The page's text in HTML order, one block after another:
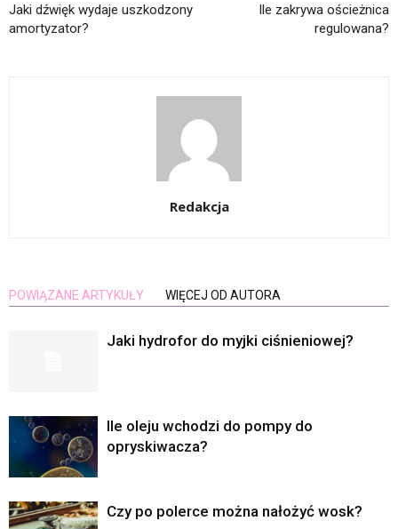
Jaki dźwięk wydaje uszkodzony
amortyzator?
Ile zakrywa ościeżnica
regulowana?
Redakcja
POWIĄZANE ARTYKUŁY WIĘCEJ OD AUTORA
Jaki hydrofor do myjki ciśnieniowej?
Ile oleju wchodzi do pompy do
opryskiwacza?
Czy po polerce można nałożyć wosk?